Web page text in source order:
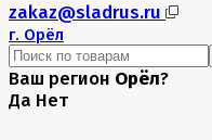
zakaz@sladrus.ru
г. Орёл
Ваш регион Орёл?
Да Нет